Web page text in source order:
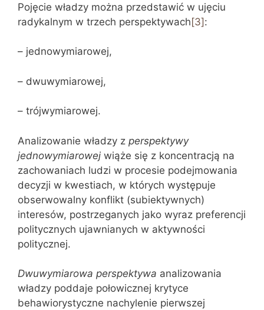
Pojęcie władzy można przedstawić w ujęciu
radykalnym w trzech perspektywach[3]:
– jednowymiarowej,
– dwuwymiarowej,
– trójwymiarowej.
Analizowanie władzy z perspektywy
jednowymiarowej wiąże się z koncentracją na
zachowaniach ludzi w procesie podejmowania
decyzji w kwestiach, w których występuje
obserwowalny konflikt (subiektywnych)
interesów, postrzeganych jako wyraz preferencji
politycznych ujawnianych w aktywności
politycznej.
Dwuwymiarowa perspektywa analizowania
władzy poddaje połowicznej krytyce
behawiorystyczne nachylenie pierwszej